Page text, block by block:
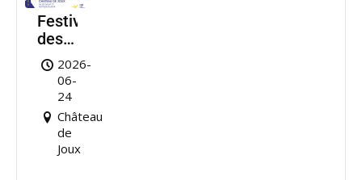
Festival
des
Nuits
de
Joux
2026-
06-
24
Château
de
Joux